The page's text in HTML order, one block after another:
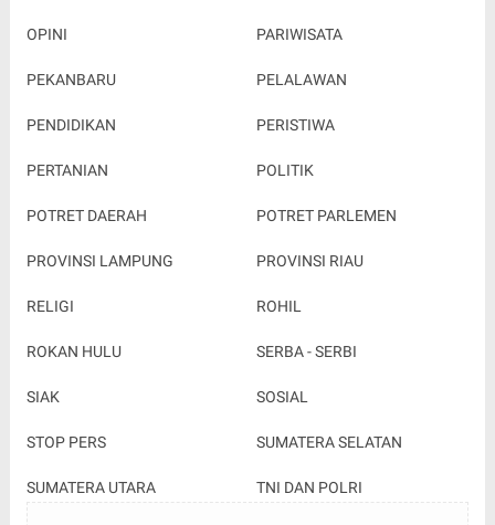
OPINI PARIWISATA
PEKANBARU PELALAWAN
PENDIDIKAN PERISTIWA
PERTANIAN POLITIK
POTRET DAERAH POTRET PARLEMEN
PROVINSI LAMPUNG PROVINSI RIAU
RELIGI ROHIL
ROKAN HULU SERBA - SERBI
SIAK SOSIAL
STOP PERS SUMATERA SELATAN
SUMATERA UTARA TNI DAN POLRI